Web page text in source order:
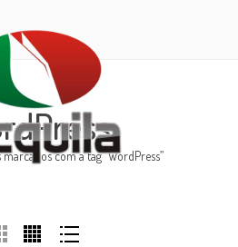
com a tag “WordPress”